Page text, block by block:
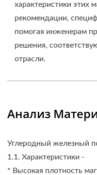
характеристики этих
рекомендации,
помогая инженерам
решения,
отрасли.
Анализ
Углеродный железный
1.1. Характеристики -
* Высокая плотность